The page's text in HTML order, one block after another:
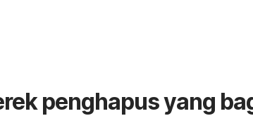
penghapus yang